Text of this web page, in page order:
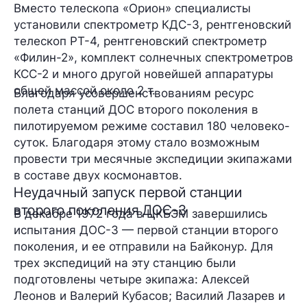
Вместо телескопа «Орион» специалисты
установили спектрометр КДС-3, рентгеновский
телескоп РТ-4, рентгеновский спектрометр
«Филин-2», комплект солнечных спектрометров
КСС-2 и много другой новейшей аппаратуры
общей массой около 2 т.
Благодаря усовершенствованиям ресурс
полета станций ДОС второго поколения в
пилотируемом режиме составил 180 человеко-
суток. Благодаря этому стало возможным
провести три месячные экспедиции экипажами
в составе двух космонавтов.
Неудачный запуск первой станции
второго поколения ДОС-3
В декабре 1972 года в ЦКБЭМ завершились
испытания ДОС-3 — первой станции второго
поколения, и ее отправили на Байконур. Для
трех экспедиций на эту станцию были
подготовлены четыре экипажа: Алексей
Леонов и Валерий Кубасов; Василий Лазарев и